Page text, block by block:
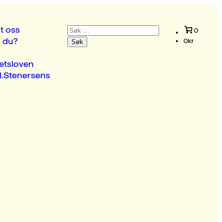
oss
du?
Søk
etter:
0
0kr